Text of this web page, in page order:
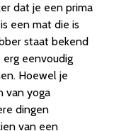
dat je een prima
een mat die is
staat bekend
erg eenvoudig
Hoewel je
van yoga
dingen
van een